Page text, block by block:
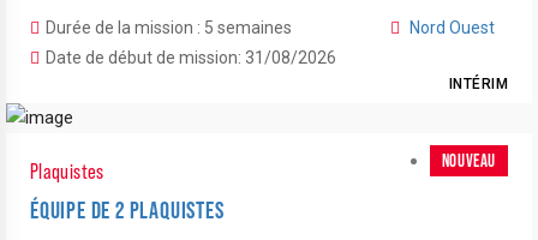
Durée de la mission : 5 semaines
Date de début de mission: 31/08/2026
Nord Ouest
INTÉRIM
NOUVEAU
Plaquistes
ÉQUIPE DE 2 PLAQUISTES